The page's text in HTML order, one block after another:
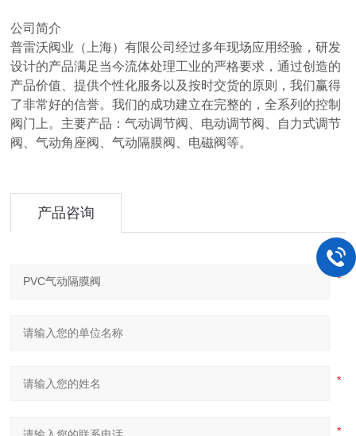
公司简介
普雷沃阀业（上海）有限公司经过多年现场应用经验，研发
设计的产品满足当今流体处理工业的严格要求，通过创造的
产品价值、提供个性化服务以及按时交货的原则，我们赢得
了非常好的信誉。我们的成功建立在完整的，全系列的控制
阀门上。主要产品：气动调节阀、电动调节阀、自力式调节
阀、气动角座阀、气动隔膜阀、电磁阀等。
产品咨询